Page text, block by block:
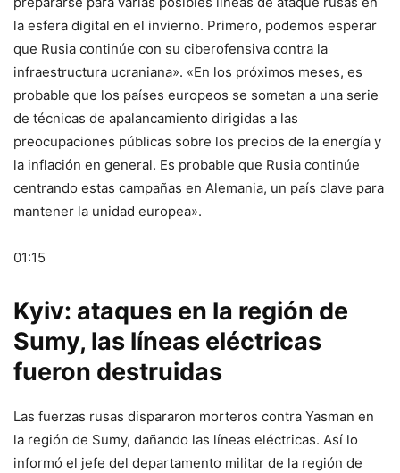
la esfera digital en el invierno. Primero, podemos esperar
que Rusia continúe con su ciberofensiva contra la
infraestructura ucraniana». «En los próximos meses, es
probable que los países europeos se sometan a una serie
de técnicas de apalancamiento dirigidas a las
preocupaciones públicas sobre los precios de la energía y
la inflación en general. Es probable que Rusia continúe
centrando estas campañas en Alemania, un país clave para
mantener la unidad europea».
01:15
Kyiv: ataques en la región de
Sumy, las líneas eléctricas
fueron destruidas
Las fuerzas rusas dispararon morteros contra Yasman en
la región de Sumy, dañando las líneas eléctricas. Así lo
informó el jefe del departamento militar de la región de